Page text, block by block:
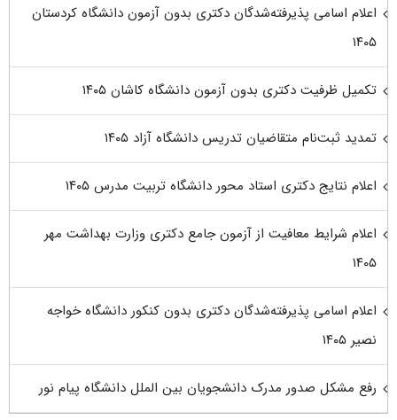
اعلام اسامی پذیرفته‌شدگان دکتری بدون آزمون دانشگاه کردستان
۱۴۰۵
تکمیل ظرفیت دکتری بدون آزمون دانشگاه کاشان ۱۴۰۵
تمدید ثبت‌نام متقاضیان تدریس دانشگاه آزاد ۱۴۰۵
اعلام نتایج دکتری استاد محور دانشگاه تربیت مدرس ۱۴۰۵
اعلام شرایط معافیت از آزمون جامع دکتری وزارت بهداشت مهر
۱۴۰۵
اعلام اسامی پذیرفته‌شدگان دکتری بدون کنکور دانشگاه خواجه
نصیر ۱۴۰۵
رفع مشکل صدور مدرک دانشجویان بین الملل دانشگاه پیام نور